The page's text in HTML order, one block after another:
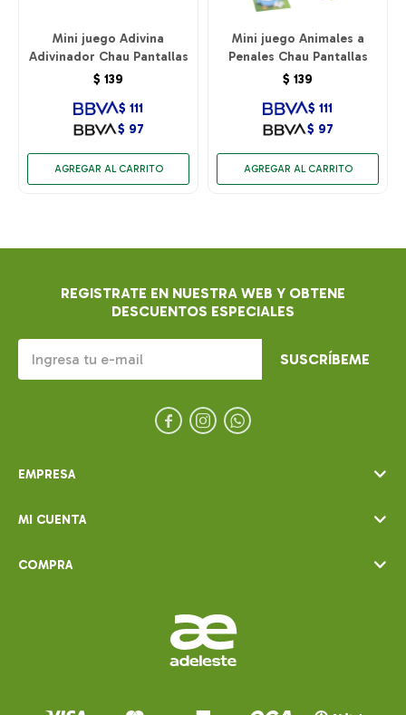
Mini juego Adivina
Adivinador Chau Pantallas
$ 139
$ 97
$ 111
Mini juego Animales a
Penales Chau Pantallas
$ 139
$ 97
$ 111
EMPRESA
MI CUENTA
COMPRA
REGISTRATE EN NUESTRA WEB Y OBTENE
DESCUENTOS ESPECIALES
SUSCRÍBEME
  